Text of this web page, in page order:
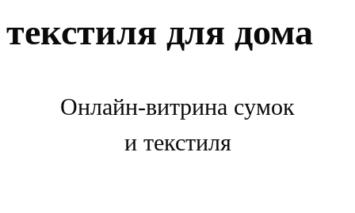
текстиля для дома
Онлайн-витрина сумок
и текстиля